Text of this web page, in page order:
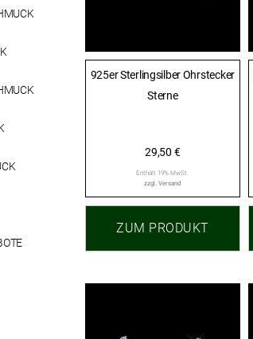
925er Sterlingsilber Ohrstecker
Sterne
29,50 €
Enthält 19% MwSt.
zzgl. Versand
ZUM PRODUKT